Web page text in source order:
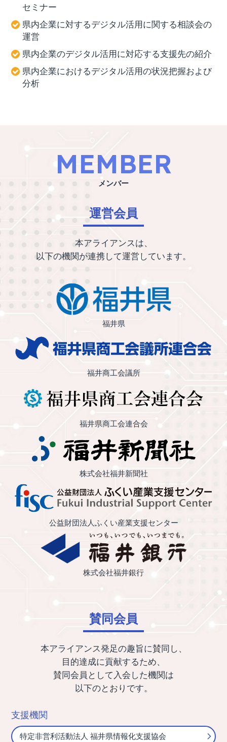
セミナー
県内企業に対するデジタル活用に関する相談会の
運営
県内企業のデジタル活用に対応する支援先の紹介
県内企業におけるデジタル活用の状況把握および
分析
MEMBER
メンバー
運営会員
本アライアンスは、
以下の機関が連携して運営しています。
福井県
福井商工会議所
福井県商工会連合会
株式会社福井新聞社
公益財団法人ふくい産業支援センター
株式会社福井銀行
賛同会員
本アライアンス発足の趣旨に賛同し、
目的達成に貢献するため、
賛同会員として入会した機関は
以下のとおりです。
支援機関
特定非営利活動法人 福井県情報化支援協会